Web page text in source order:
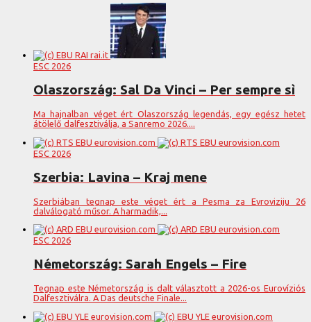
ESC 2026
Olaszország: Sal Da Vinci – Per sempre sì
Ma hajnalban véget ért Olaszország legendás, egy egész hetet
átölelő dalfesztiválja, a Sanremo 2026....
ESC 2026
Szerbia: Lavina – Kraj mene
Szerbiában tegnap este véget ért a Pesma za Evroviziju 26
dalválogató műsor. A harmadik,...
ESC 2026
Németország: Sarah Engels – Fire
Tegnap este Németország is dalt választott a 2026-os Eurovíziós
Dalfesztiválra. A Das deutsche Finale...